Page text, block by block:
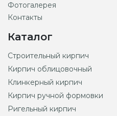
Фотогалерея
Контакты
Каталог
Строительный кирпич
Кирпич облицовочный
Клинкерный кирпич
Кирпич ручной формовки
Ригельный кирпич